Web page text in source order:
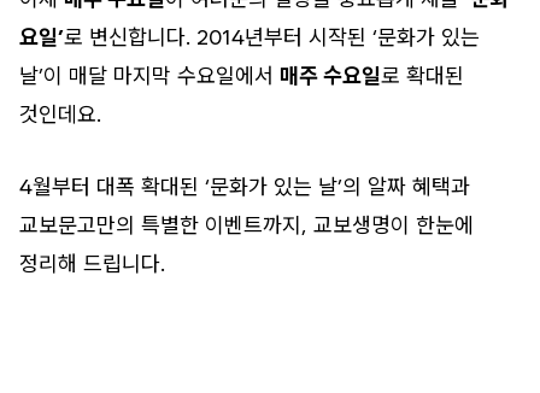
요일’로 변신합니다. 2014년부터 시작된 ‘문화가 있는
날’이 매달 마지막 수요일에서 매주 수요일로 확대된
것인데요.
4월부터 대폭 확대된 ‘문화가 있는 날’의 알짜 혜택과
교보문고만의 특별한 이벤트까지, 교보생명이 한눈에
정리해 드립니다.